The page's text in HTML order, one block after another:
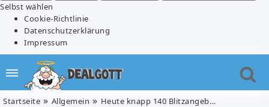
Selbst wählen
Cookie-Richtlinie
Datenschutzerklärung
Impressum
Startseite Allgemein Heute knapp 140 Blitzangebote bei Amazon.de